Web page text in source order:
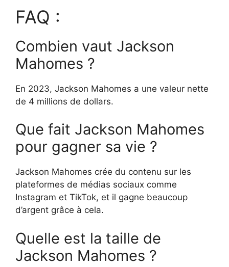
FAQ :
Combien vaut Jackson
Mahomes ?
En 2023, Jackson Mahomes a une valeur nette
de 4 millions de dollars.
Que fait Jackson Mahomes
pour gagner sa vie ?
Jackson Mahomes crée du contenu sur les
plateformes de médias sociaux comme
Instagram et TikTok, et il gagne beaucoup
d’argent grâce à cela.
Quelle est la taille de
Jackson Mahomes ?